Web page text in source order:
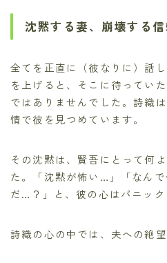
沈黙する妻、崩壊する信
全てを正直に（彼なりに）話
を上げると、そこに待ってい
ではありませんでした。詩織
情で彼を見つめています。
その沈黙は、賢吾にとって何
た。「沈黙が怖い…」「なん
だ…？」と、彼の心はパニック
詩織の心の中では、夫への絶